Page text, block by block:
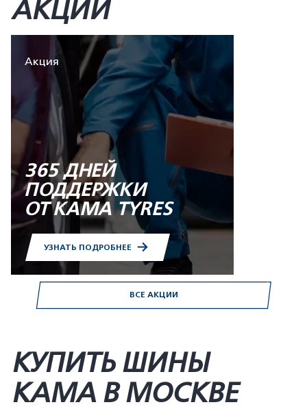
ВСЕ АКЦИИ
АКЦИИ
Акция
365 ДНЕЙ
ПОДДЕРЖКИ
ОТ KAMA TYRES
УЗНАТЬ ПОДРОБНЕЕ
КУПИТЬ ШИНЫ
KAMA В МОСКВЕ